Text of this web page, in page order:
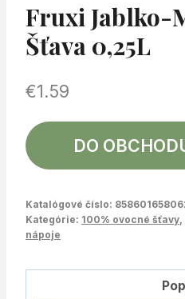
Fruxi Jablko-
Šťava 0,25L
€1.59
DO
Katalógové číslo:
Kategórie: 100% ovocné šťavy
nápoje